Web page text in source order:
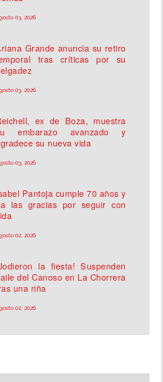
03, 2026
Grande anuncia su retiro
tras críticas por su
03, 2026
ex de Boza, muestra
embarazo avanzado y
su nueva vida
03, 2026
Pantoja cumple 70 años y
las gracias por seguir con
02, 2026
la fiesta! Suspenden
del Canoso en La Chorrera
una riña
02, 2026